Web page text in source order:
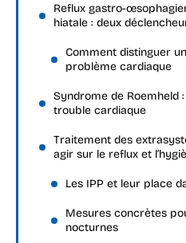
Reflux gastro-
hiatale : deux
Comment distinguer
problème cardiaque
Syndrome de Roemheld
trouble cardiaque
Traitement des
agir sur le reflux et
Les IPP et leur place
Mesures concrètes
nocturnes